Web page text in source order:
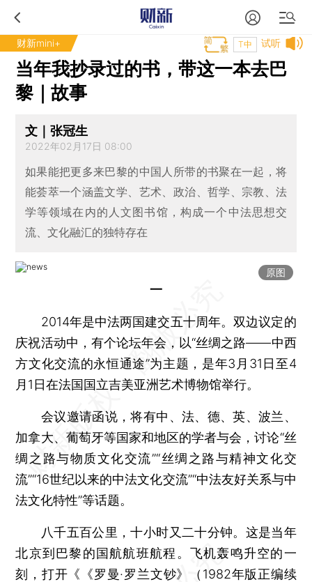
财新mini+ 试听
T中
当年我抄录过的书，带这一本去巴
黎｜故事
文｜张冠生
2022年02月17日 08:00
如果能把更多来巴黎的中国人所带的书聚在一起，将
能荟萃一个涵盖文学、艺术、政治、哲学、宗教、法
学等领域在内的人文图书馆，构成一个中法思想交
流、文化融汇的独特存在
原图
一
2014年是中法两国建交五十周年。双边议定的
庆祝活动中，有个论坛年会，以“丝绸之路——中西
方文化交流的永恒通途”为主题，是年3月31日至4
月1日在法国国立吉美亚洲艺术博物馆举行。
会议邀请函说，将有中、法、德、英、波兰、
加拿大、葡萄牙等国家和地区的学者与会，讨论“丝
绸之路与物质文化交流”“丝绸之路与精神文化交
流”“16世纪以来的中法文化交流”“中法友好关系与中
法文化特性”等话题。
八千五百公里，十小时又二十分钟。这是当年
北京到巴黎的国航航班航程。飞机轰鸣升空的一
刻，打开《《罗曼·罗兰文钞》（1982年版正编续